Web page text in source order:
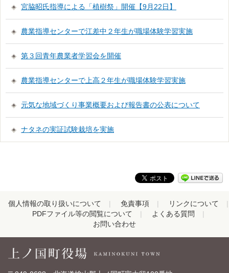
宮脇昭氏指導による「植樹祭」開催【9月22日】
農業指導センターで江差中２年生が職場体験学習実施
第３回青年農業者学習会を開催
農業指導センターで上高２年生が職場体験学習実施
元気な地域づくり事業概要および報告書の公表について
ナタネの実証試験栽培を実施
個人情報の取り扱いについて 免責事項
リンクについて
PDFファイル等の閲覧について
よくある質問
お問い合わせ